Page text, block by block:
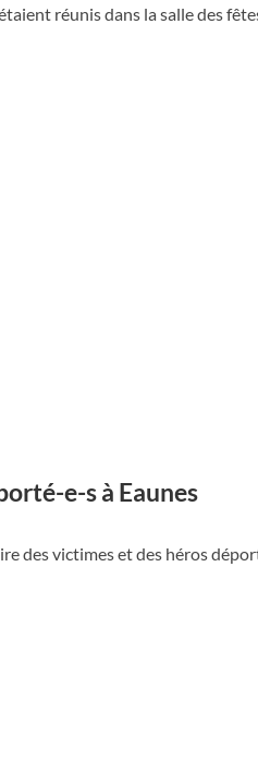
réunis dans la salle des
e-s à Eaunes
des victimes et des héros